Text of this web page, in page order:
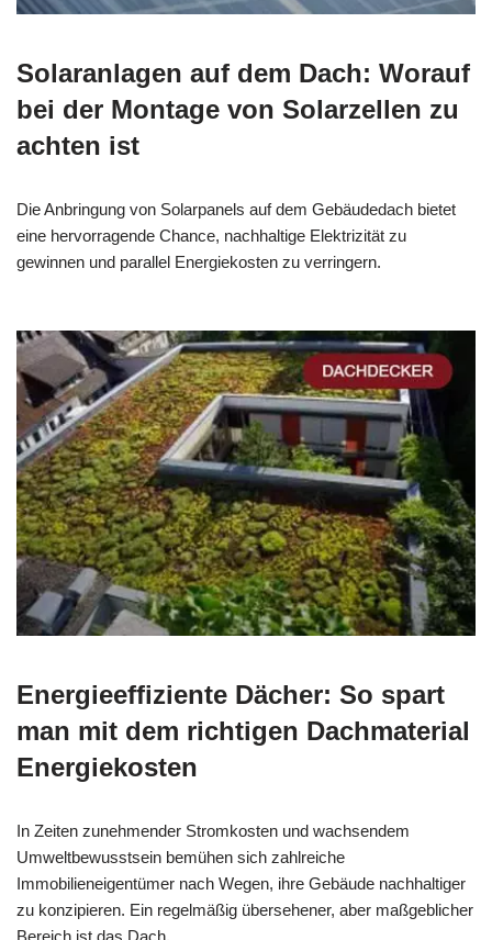
Solaranlagen auf dem Dach: Worauf
bei der Montage von Solarzellen zu
achten ist
Die Anbringung von Solarpanels auf dem Gebäudedach bietet
eine hervorragende Chance, nachhaltige Elektrizität zu
gewinnen und parallel Energiekosten zu verringern.
Energieeffiziente Dächer: So spart
man mit dem richtigen Dachmaterial
Energiekosten
In Zeiten zunehmender Stromkosten und wachsendem
Umweltbewusstsein bemühen sich zahlreiche
Immobilieneigentümer nach Wegen, ihre Gebäude nachhaltiger
zu konzipieren. Ein regelmäßig übersehener, aber maßgeblicher
Bereich ist das Dach.